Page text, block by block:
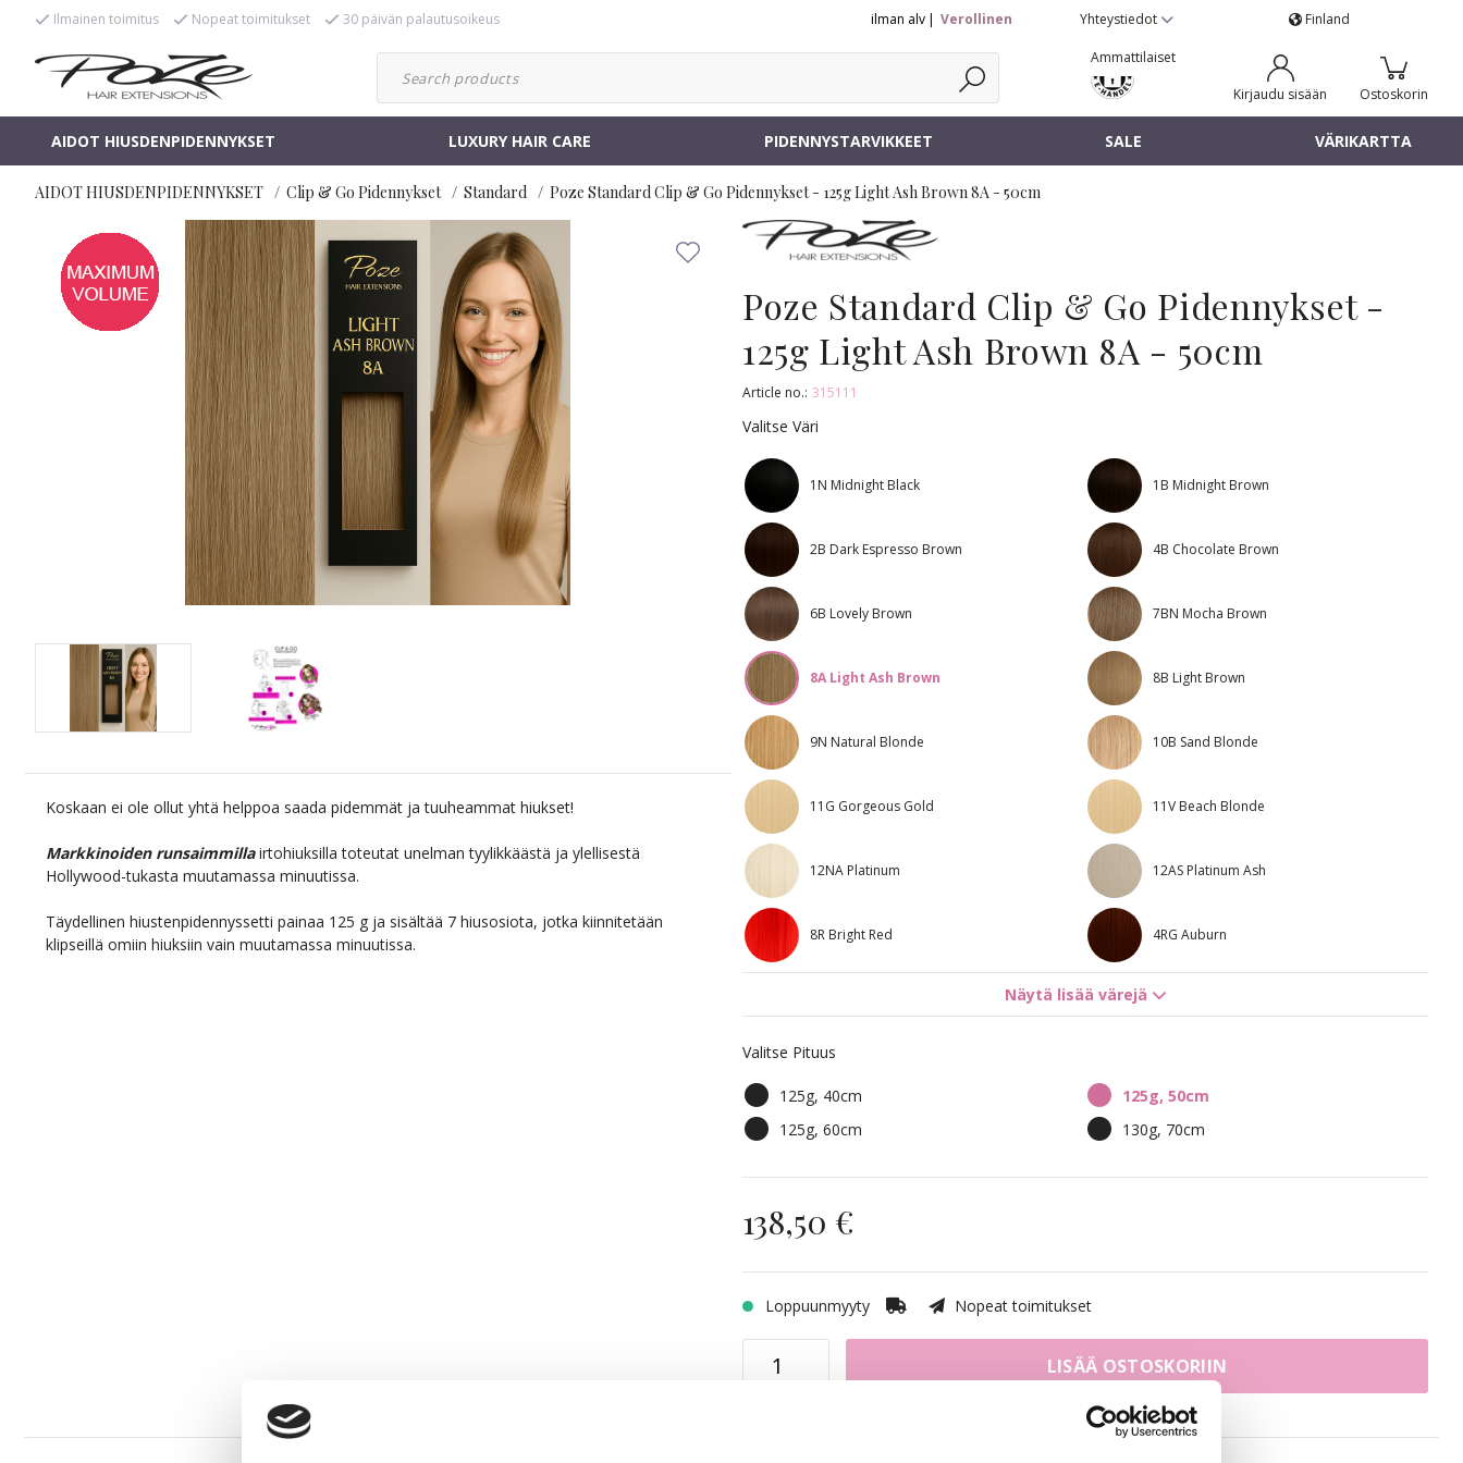
Ilmainen toimitus Nopeat toimitukset 30 päivän palautusoikeus ilman alv Verollinen Yhteystiedot
Ammattilaiset
Finland
Ostoskorin
Kirjaudu sisään
AIDOT HIUSDENPIDENNYKSET LUXURY HAIR CARE PIDENNYSTARVIKKEET SALE VÄRIKARTTA
AIDOT HIUSDENPIDENNYKSET Clip & Go Pidennykset Standard Poze Standard Clip & Go Pidennykset - 125g Light Ash Brown 8A - 50cm
Koskaan ei ole ollut yhtä helppoa saada pidemmät ja tuuheammat hiukset!
Markkinoiden runsaimmillairtohiuksilla toteutat unelman tyylikkäästä ja ylellisestä
Hollywood-tukasta muutamassa minuutissa.
Täydellinen hiustenpidennyssetti painaa 125 g ja sisältää 7 hiusosiota, jotka kiinnitetään
klipseillä omiin hiuksiin vain muutamassa minuutissa.
Poze Standard Clip & Go Pidennykset -
125g Light Ash Brown 8A - 50cm
Article no.: 315111
Valitse Väri
1N Midnight Black 1B Midnight Brown
2B Dark Espresso Brown 4B Chocolate Brown
6B Lovely Brown 7BN Mocha Brown
8A Light Ash Brown 8B Light Brown
9N Natural Blonde 10B Sand Blonde
11G Gorgeous Gold 11V Beach Blonde
12NA Platinum 12AS Platinum Ash
8R Bright Red 4RG Auburn
7NV Cool Brown
4B/9G Chocco Cola
8B/10B Brown Ashblonde Mix 10NV/10V Sensation Blonde
4B/8B Riche Brown Balayage
Dark Mix Balayage 1N/4B
Näytä lisää värejä
Valitse Pituus
125g, 40cm
125g, 50cm
125g, 60cm
130g, 70cm
138,50 €
Loppuunmyyty Nopeat toimitukset
LISÄÄ OSTOSKORIIN